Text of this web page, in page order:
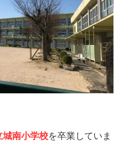
城南小学校を卒業していま